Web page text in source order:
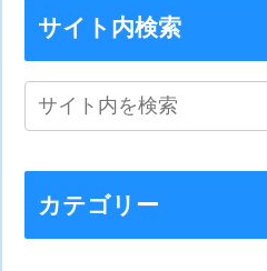
サイト内検索
カテゴリー